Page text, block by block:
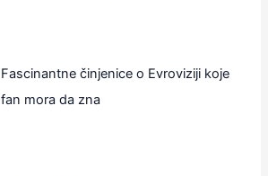
Fascinantne činjenice o Evroviziji koje
fan mora da zna